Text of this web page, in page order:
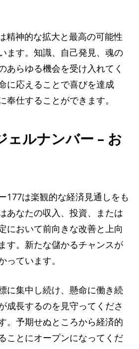
精神的な拡大と最高の可能性
ます。知識、自己発見、魂の
あらゆる機会を受け入れてく
に応えることで喜びを達成
奉仕することができます。
ェルナンバー – お
177は楽観的な経済見通しをも
あなたの収入、投資、または
において前向きな改善と上向
す。新たな儲かるチャンスが
っています。
に集中し続け、懸命に働き続
成長するのを見守ってくださ
。予期せぬところから経済的
ことにオープンになってくだ